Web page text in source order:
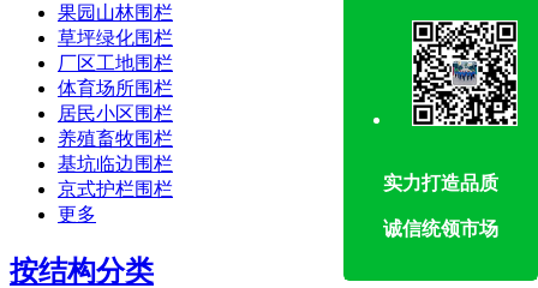
果园山林围栏
草坪绿化围栏
厂区工地围栏
体育场所围栏
居民小区围栏
养殖畜牧围栏
基坑临边围栏
京式护栏围栏
更多
按结构分类
实力打造品质
诚信统领市场